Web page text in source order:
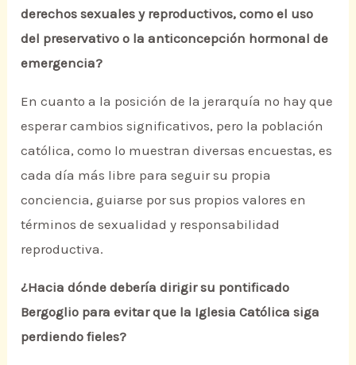
derechos sexuales y reproductivos, como el uso
del preservativo o la anticoncepción hormonal de
emergencia?
En cuanto a la posición de la jerarquía no hay que
esperar cambios significativos, pero la población
católica, como lo muestran diversas encuestas, es
cada día más libre para seguir su propia
conciencia, guiarse por sus propios valores en
términos de sexualidad y responsabilidad
reproductiva.
¿Hacia dónde debería dirigir su pontificado
Bergoglio para evitar que la Iglesia Católica siga
perdiendo fieles?